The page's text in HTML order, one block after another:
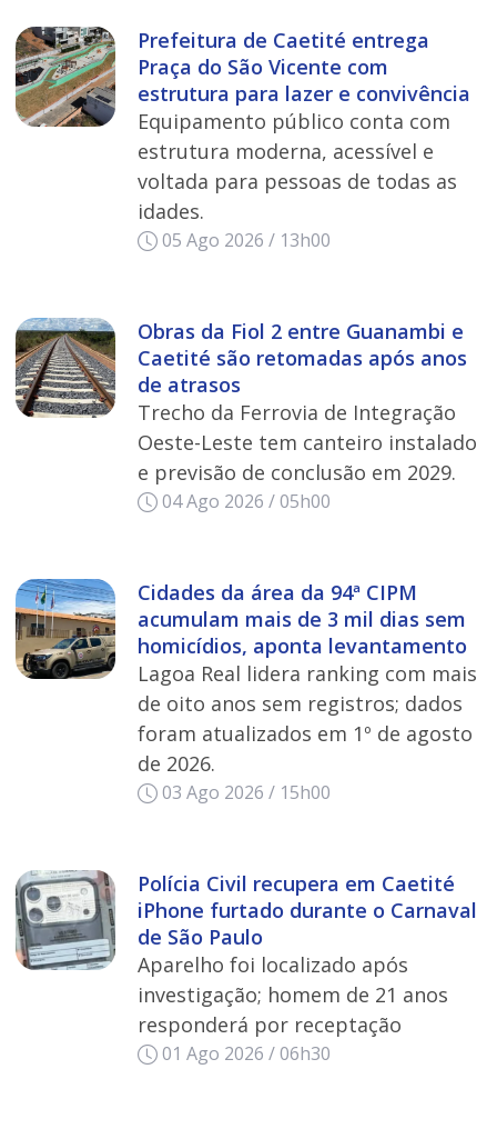
Prefeitura de Caetité entrega
Praça do São Vicente com
estrutura para lazer e convivência
Equipamento público conta com
estrutura moderna, acessível e
voltada para pessoas de todas as
idades.
05 Ago 2026 / 13h00
Obras da Fiol 2 entre Guanambi e
Caetité são retomadas após anos
de atrasos
Trecho da Ferrovia de Integração
Oeste-Leste tem canteiro instalado
e previsão de conclusão em 2029.
04 Ago 2026 / 05h00
Cidades da área da 94ª CIPM
acumulam mais de 3 mil dias sem
homicídios, aponta levantamento
Lagoa Real lidera ranking com mais
de oito anos sem registros; dados
foram atualizados em 1º de agosto
de 2026.
03 Ago 2026 / 15h00
Polícia Civil recupera em Caetité
iPhone furtado durante o Carnaval
de São Paulo
Aparelho foi localizado após
investigação; homem de 21 anos
responderá por receptação
01 Ago 2026 / 06h30